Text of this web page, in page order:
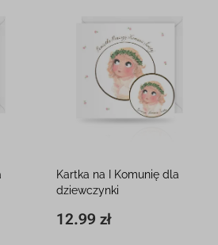
Kartka na I Komunię dla
dziewczynki
12.99 zł
15 x 15 cm